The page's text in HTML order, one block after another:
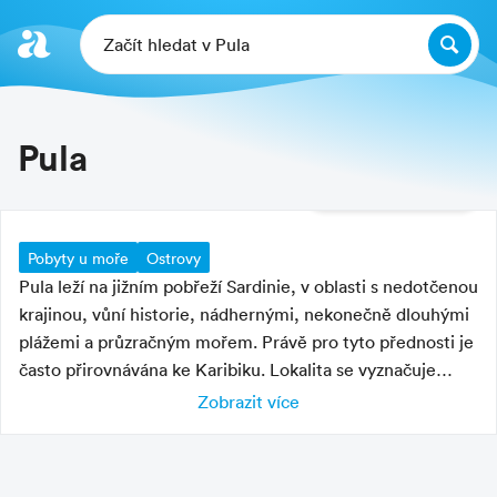
Začít hledat v Pula
Pula
Pobyty u moře Ostrovy
Pula leží na jižním pobřeží Sardinie, v oblasti s nedotčenou
krajinou, vůní historie, nádhernými, nekonečně dlouhými
plážemi a průzračným mořem. Právě pro tyto přednosti je
často přirovnávána ke Karibiku. Lokalita se vyznačuje
velkým množstvím piniových hájů, mezi nimiž jsou
Zobrazit více